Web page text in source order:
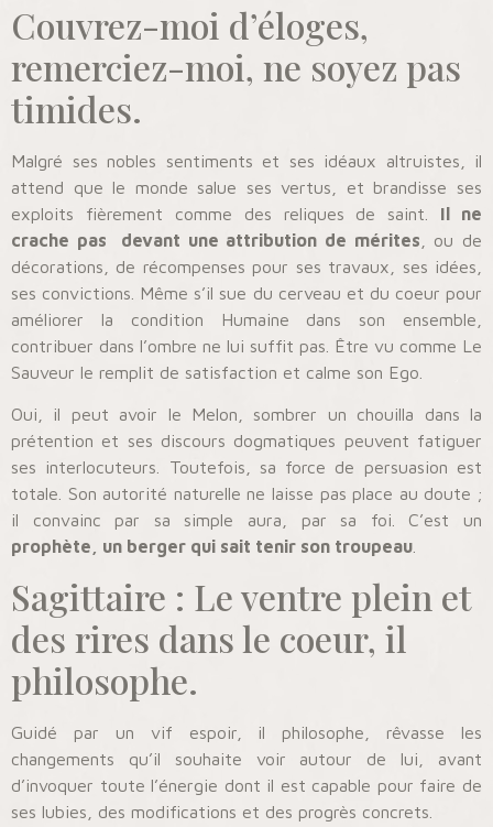
Couvrez-moi d’éloges,
remerciez-moi, ne soyez pas
timides.
Malgré ses nobles sentiments et ses idéaux altruistes, il
attend que le monde salue ses vertus, et brandisse ses
exploits fièrement comme des reliques de saint. Il ne
crache pas devant une attribution de mérites , ou de
décorations, de récompenses pour ses travaux, ses idées,
ses convictions. Même s’il sue du cerveau et du coeur pour
améliorer la condition Humaine dans son ensemble,
contribuer dans l’ombre ne lui suffit pas. Être vu comme Le
Sauveur le remplit de satisfaction et calme son Ego.
Oui, il peut avoir le Melon, sombrer un chouilla dans la
prétention et ses discours dogmatiques peuvent fatiguer
ses interlocuteurs. Toutefois, sa force de persuasion est
totale. Son autorité naturelle ne laisse pas place au doute ;
il convainc par sa simple aura, par sa foi. C’est un
prophète, un berger qui sait tenir son troupeau
Sagittaire : Le ventre plein et
des rires dans le coeur, il
philosophe.
Guidé par un vif espoir, il philosophe, rêvasse les
changements qu’il souhaite voir autour de lui, avant
d’invoquer toute l’énergie dont il est capable pour faire de
ses lubies, des modifications et des progrès concrets.